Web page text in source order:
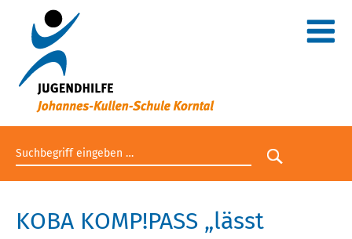
Suchbegriff eingeben
Suche
KOBA KOMP!PASS „lässt